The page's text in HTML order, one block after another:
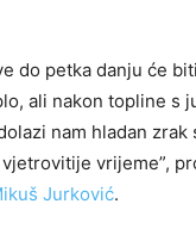
do petka danju će biti
ali nakon topline s
nam hladan zrak
vrijeme”,
Jurković.